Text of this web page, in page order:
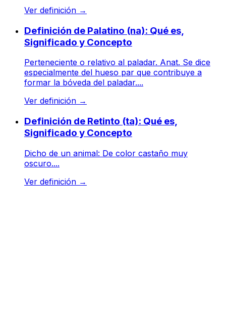
Ver definición →
Definición de Palatino (na): Qué es,
Significado y Concepto
Perteneciente o relativo al paladar. Anat. Se dice
especialmente del hueso par que contribuye a
formar la bóveda del paladar....
Ver definición →
Definición de Retinto (ta): Qué es,
Significado y Concepto
Dicho de un animal: De color castaño muy
oscuro....
Ver definición →